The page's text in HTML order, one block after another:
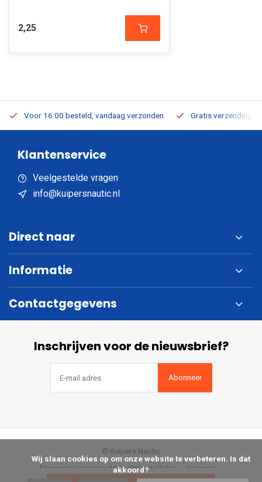
2,25
Voor 16:00 besteld, vandaag verzonden Gratis verzending
Klantenservice
Veelgestelde vragen
info@kuipersnautic.nl
Direct naar
Informatie
Contactgegevens
Inschrijven voor de nieuwsbrief?
Abonneer
Algemene voorwaarden Privacy Policy Sitemap
© Kuipers Nautic
akkoord?